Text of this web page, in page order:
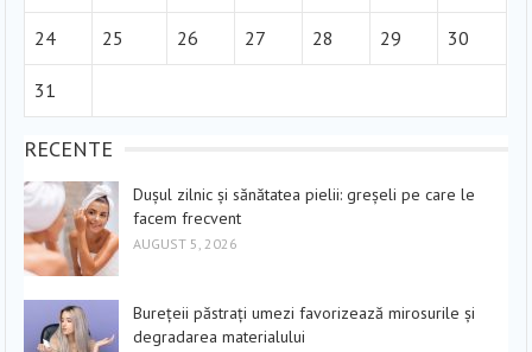
24 25 26 27 28 29 30
31
RECENTE
Dușul zilnic și sănătatea pielii: greșeli pe care le
facem frecvent
AUGUST 5, 2026
Burețeii păstrați umezi favorizează mirosurile și
degradarea materialului